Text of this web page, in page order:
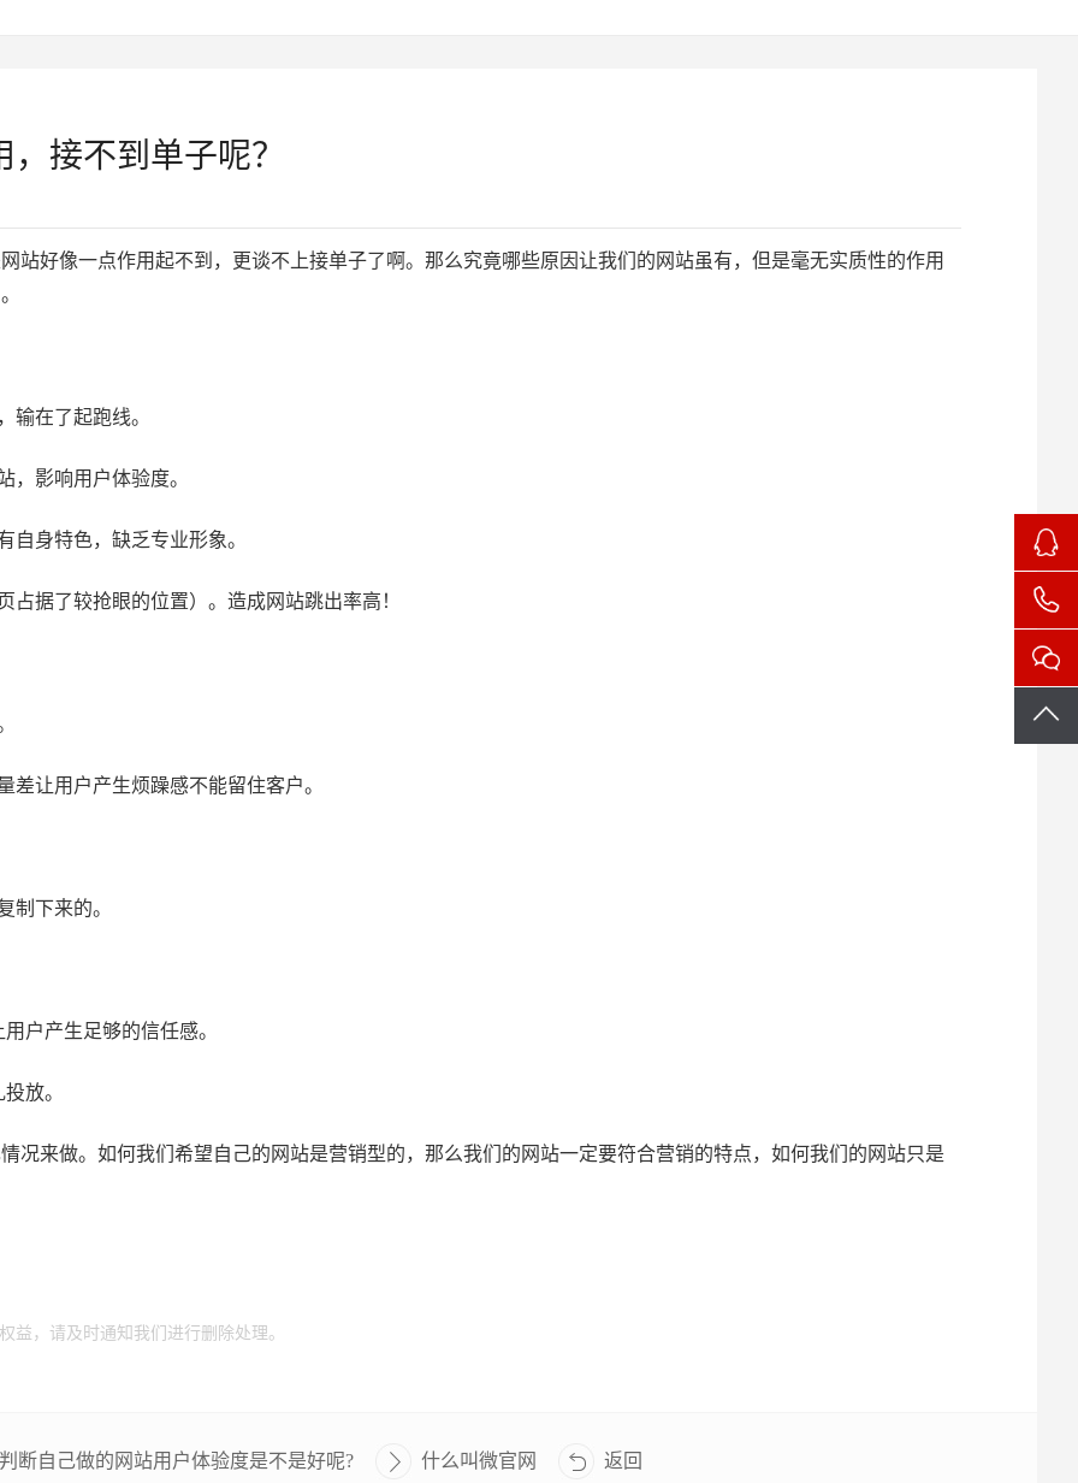
接不到单子呢？
站好像一点作用起不到，更谈不上接单子了啊。那么究竟哪些原因让我们的网站虽有，但是毫无实质性的作用
输在了起跑线。
，影响用户体验度。
自身特色，缺乏专业形象。
据了较抢眼的位置）。造成网站跳出率高！
差让用户产生烦躁感不能留住客户。
制下来的。
户产生足够的信任感。
放。
况来做。如何我们希望自己的网站是营销型的，那么我们的网站一定要符合营销的特点，如何我们的网站只是
益，请及时通知我们进行删除处理。
断自己做的网站用户体验度是不是好呢? 什么叫微官网 返回